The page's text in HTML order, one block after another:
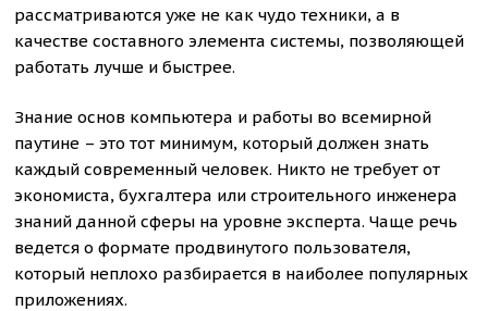
рассматриваются уже не как чудо техники, а в
качестве составного элемента системы, позволяющей
работать лучше и быстрее.
Знание основ компьютера и работы во всемирной
паутине – это тот минимум, который должен знать
каждый современный человек. Никто не требует от
экономиста, бухгалтера или строительного инженера
знаний данной сферы на уровне эксперта. Чаще речь
ведется о формате продвинутого пользователя,
который неплохо разбирается в наиболее популярных
приложениях.